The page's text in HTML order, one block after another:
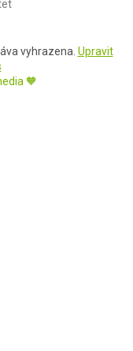
vyhrazena. Upravit
🧡